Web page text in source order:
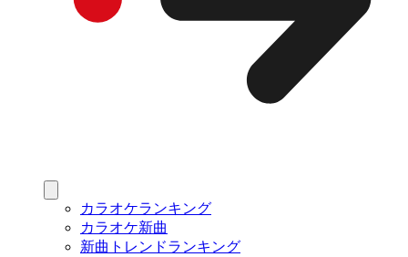
カラオケランキング
カラオケ新曲
新曲トレンドランキング